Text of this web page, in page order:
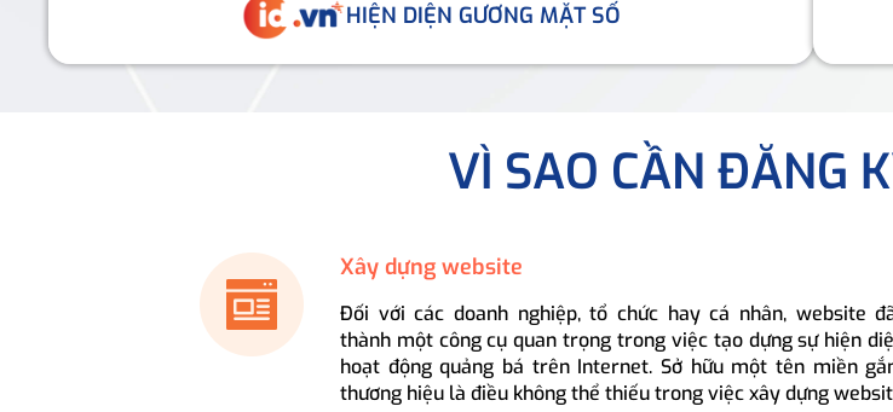
HIỆN DIỆN GƯƠNG MẶT SỐ
VÌ SAO CẦN ĐĂNG
Xây dựng website
Đối với các doanh nghiệp, tổ chức hay cá nhân, website
thành một công cụ quan trọng trong việc tạo dựng sự hiện
hoạt động quảng bá trên Internet. Sở hữu một tên miền
thương hiệu là điều không thể thiếu trong việc xây dựng